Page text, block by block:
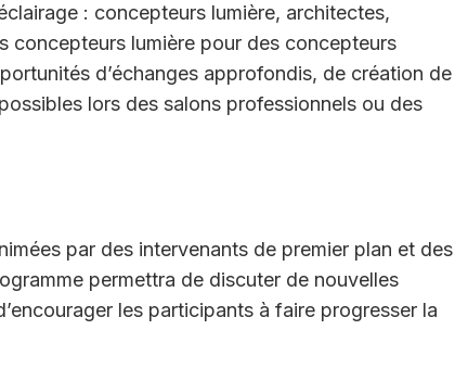
: concepteurs lumière, architectes,
concepteurs lumière pour des concepteurs
d’échanges approfondis, de création de
lors des salons professionnels ou des
par des intervenants de premier plan et des
permettra de discuter de nouvelles
les participants à faire progresser la